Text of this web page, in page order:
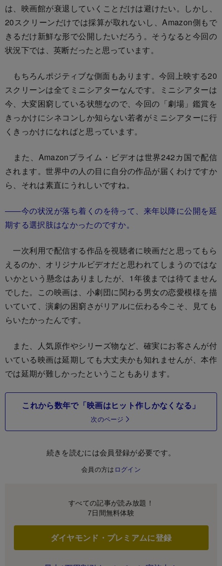
は、映画館が衰退していくことだけは避けたい。しかし、
20スクリーンだけでは採算が取れないし、Amazon側もで
きるだけ新鮮な形で公開したいだろう。そうなると今回の
状況下では、英断だったと思っています。
もちろんポジティブな側面もあります。今回上映する20
スクリーンは全てミニシアターなんです。ミニシアターは
今、大変困窮している状態なので、今回の「劇場」鑑賞を
きっかけにシネコンしか知らない若者がミニシアターに行
くきっかけになればと思っています。
また、Amazonプライム・ビデオは世界242カ国で配信
されます。世界中の人の目に自分の作品が届くわけですか
ら、それは素直にうれしいですね。
――今の状況が落ち着くのを待って、来年以降に公開を延
期する選択肢はなかったのですか。
一次利用で配信する作品を視聴者に映画だと思ってもら
えるのか、オリジナルビデオだと思われてしまうのではな
いかという懸念はありましたが、1年後までは待てません
でした。この映画は、小劇団に関わる男女の恋愛模様を描
いていて、演劇の困窮さがリアルに伝わる今こそ、見ても
らいたかったんです。
また、人気原作やシリーズ物など、確実にお客さんが付
いている映画は延期しても大丈夫かも知れませんが、本作
では延期が難しかったということもあります。
これから数年で「映画はヒット作しかなくなる」
次のページ
続きを読むには会員登録が必要です。
会員の方は ログイン
すべての記事が読み放題！
7日間無料体験
ダイヤモンド・プレミアムに登録